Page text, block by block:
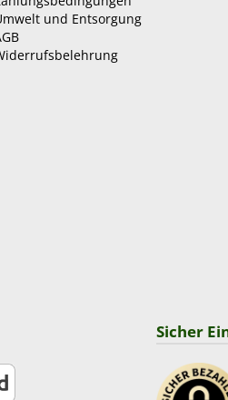
und Entsorgung
Sicher